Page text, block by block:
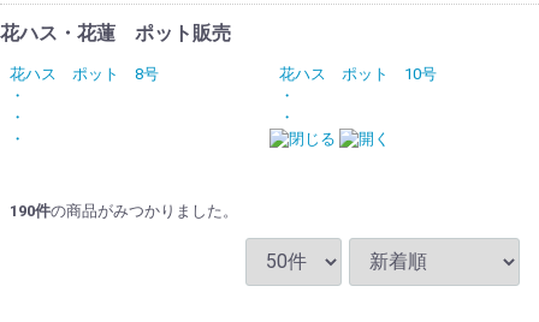
花ハス・花蓮 ポット販売
花ハス ポット 8号
花ハス ポット 10号
・
・
・
・
・
190件の商品がみつかりました。